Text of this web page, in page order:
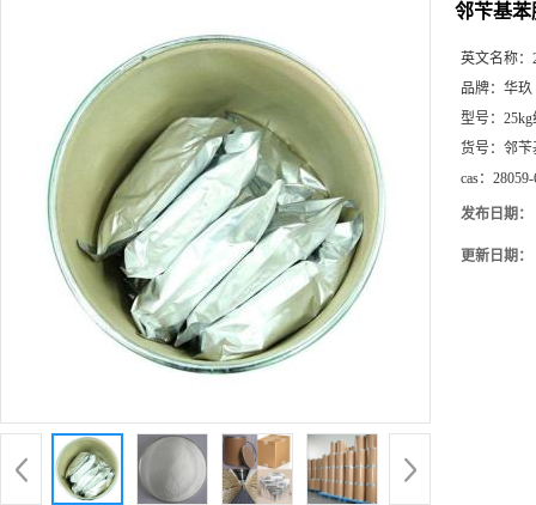
邻苄基苯
英文名称：
品牌： 华玖
型号：
货号： 邻苄
cas：
发布日期：
更新日期：